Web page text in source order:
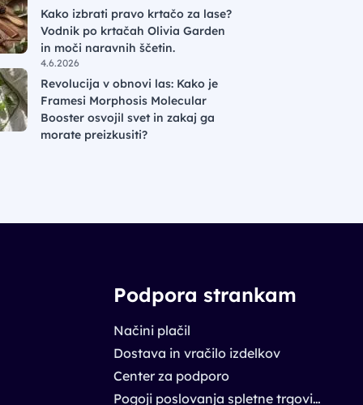
Kako izbrati pravo krtačo za lase?
Vodnik po krtačah Olivia Garden
in moči naravnih ščetin.
4.6.2026
Revolucija v obnovi las: Kako je
Framesi Morphosis Molecular
Booster osvojil svet in zakaj ga
morate preizkusiti?
Podpora strankam
Načini plačil
Dostava in vračilo izdelkov
Center za podporo
Pogoji poslovanja spletne trgovine